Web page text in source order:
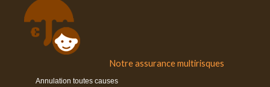
Notre assurance multirisques
Annulation toutes causes